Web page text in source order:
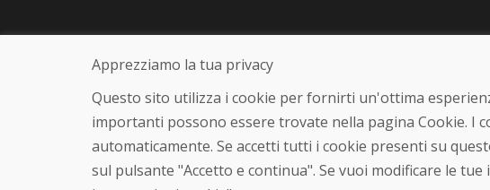
Apprezziamo la tua privacy
Questo sito utilizza i cookie per fornirti un'ottima
importanti possono essere trovate nella pagina Cookie. I
automaticamente. Se accetti tutti i cookie presenti su
sul pulsante "Accetto e continua". Se vuoi modificare le